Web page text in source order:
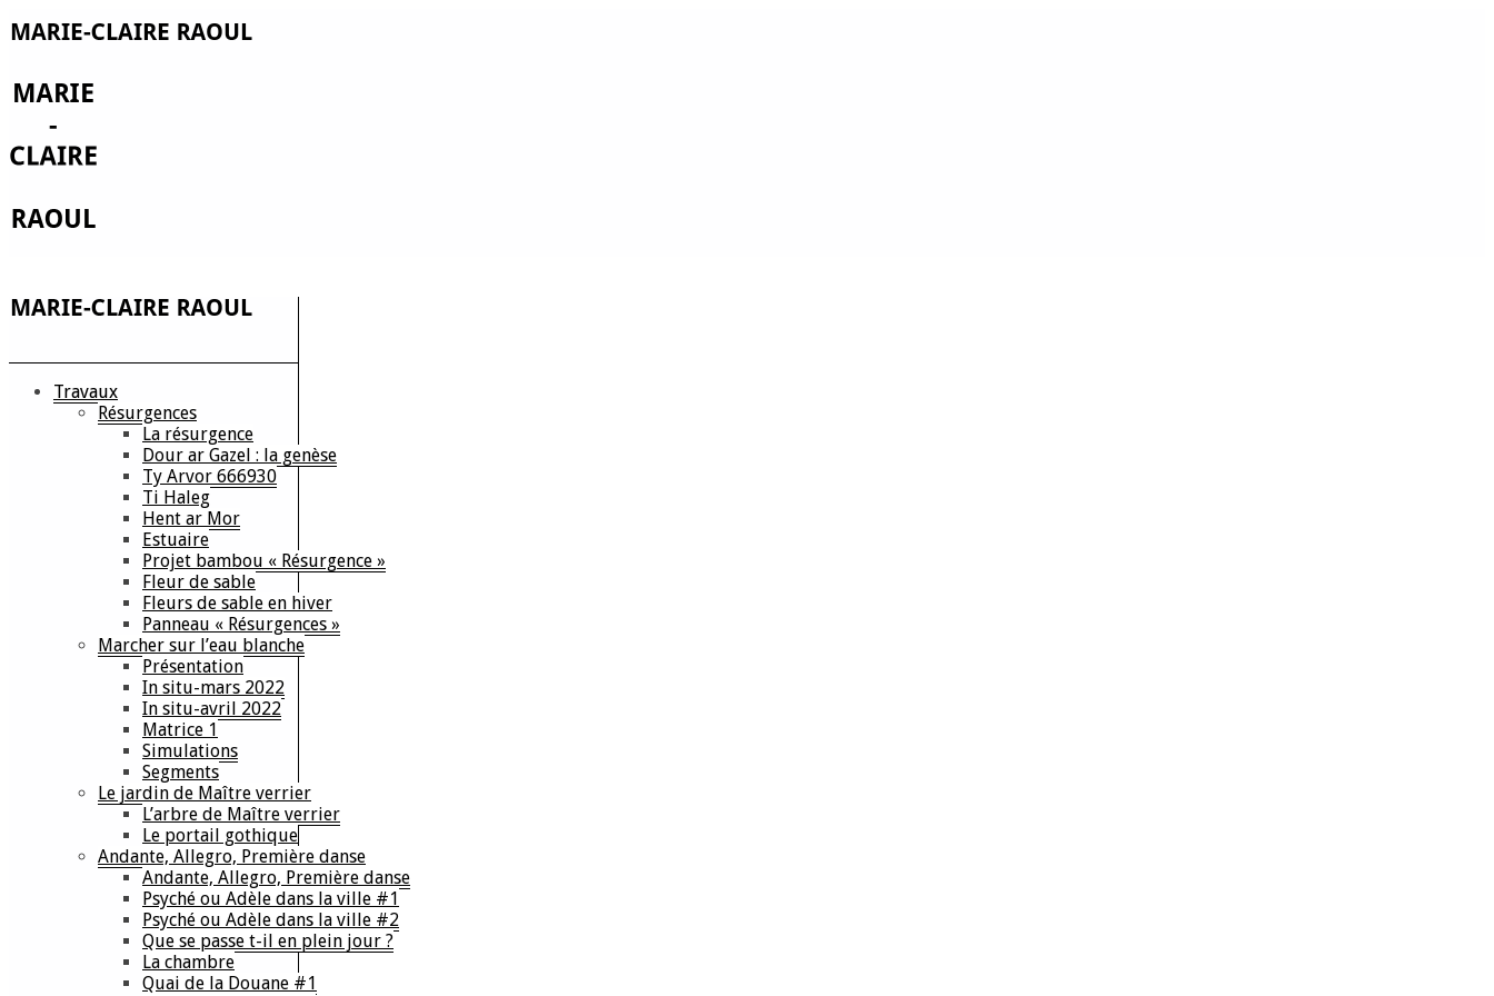
Travaux
Résurgences
La résurgence
Dour ar Gazel : la genèse
Ty Arvor 666930
Ti Haleg
Hent ar Mor
Estuaire
Projet bambou « Résurgence »
Fleur de sable
Fleurs de sable en hiver
Panneau « Résurgences »
Marcher sur l’eau blanche
Présentation
In situ-mars 2022
In situ-avril 2022
Matrice 1
Simulations
Segments
Le jardin de Maître verrier
L’arbre de Maître verrier
Le portail gothique
Andante, Allegro, Première danse
Andante, Allegro, Première danse
Psyché ou Adèle dans la ville #1
Psyché ou Adèle dans la ville #2
Que se passe t-il en plein jour ?
La chambre
Quai de la Douane #1